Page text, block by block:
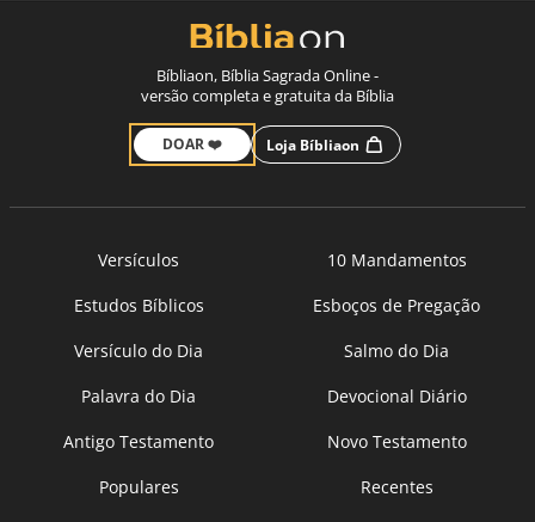
Bíbliaon, Bíblia Sagrada Online -
versão completa e gratuita da Bíblia
DOAR ❤️ Loja Bíbliaon
Versículos
10 Mandamentos
Estudos Bíblicos
Esboços de Pregação
Versículo do Dia
Salmo do Dia
Palavra do Dia
Devocional Diário
Antigo Testamento
Novo Testamento
Populares
Recentes